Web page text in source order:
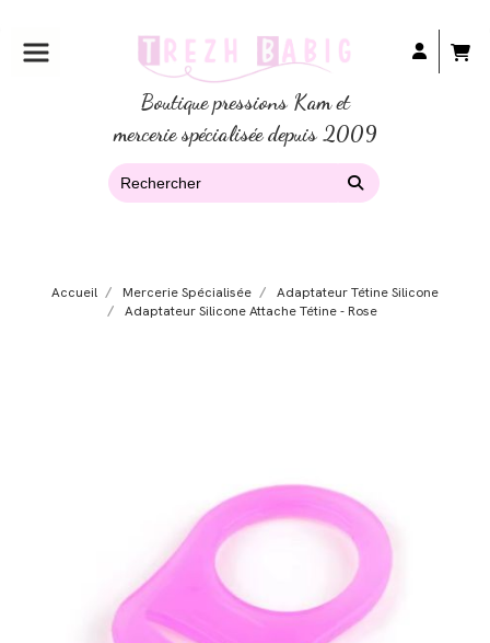
Boutique pressions Kam et
mercerie spécialisée depuis 2009
Accueil Mercerie Spécialisée
Adaptateur Tétine Silicone
Adaptateur Silicone Attache Tétine - Rose